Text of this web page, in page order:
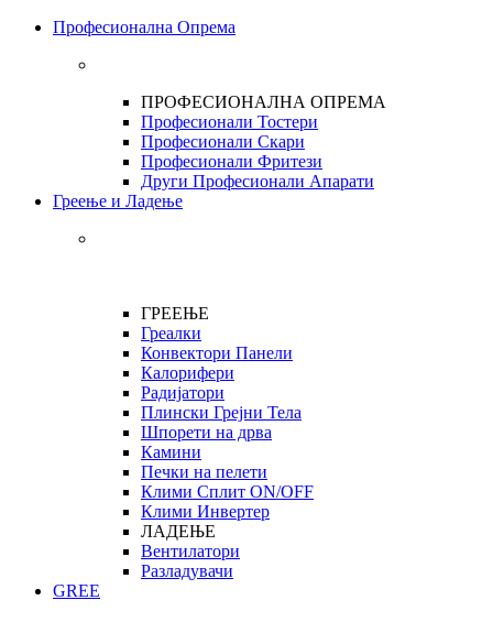
Професионална Опрема
ПРОФЕСИОНАЛНА ОПРЕМА
Професионали Тостери
Професионали Скари
Професионали Фритези
Други Професионали Апарати
Греење и Ладење
ГРЕЕЊЕ
Греалки
Конвектори Панели
Калорифери
Радијатори
Плински Грејни Тела
Шпорети на дрва
Камини
Печки на пелети
Клими Сплит ON/OFF
Клими Инвертер
ЛАДЕЊЕ
Вентилатори
Разладувачи
GREE